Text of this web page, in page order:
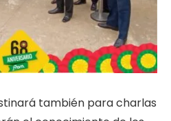
también para charlas